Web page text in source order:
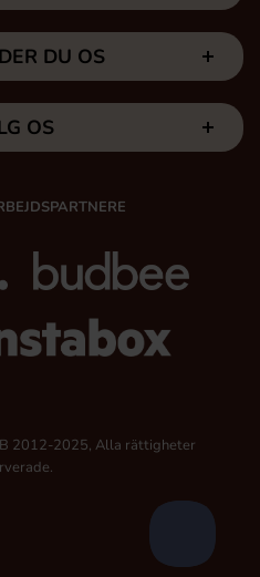
DU OS
OS
2012-2025, Alla rättigheter